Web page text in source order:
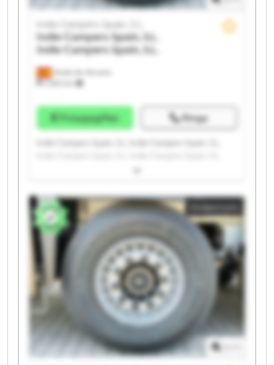
Alcalá de Henares
2 660 km
Indie Campers Spain, S.L.
Indie Campers Spain, S.L.
Indie Campers Spain, S.L.
Prisuppgifter Ringa
Indie Campers Spain, S.L. Indie Campers Spain, S.L.
Indie Campers Spain, S.L. Indie Campers Spain, S.L.
Indie Campers Spain, S.L. Indie Campers Spain, S.L.
Indie Campers Spain, S.L. Indie Campers Spain, S.L.
Indie Campers Spain, S.L. Indie Campers Spain, S.L.
Indie Campers Spain, S.L. Indie Campers Spain, S.L.
Indie Campers Spain, S.L. Indie Campers Spain, S.L.
Småannons